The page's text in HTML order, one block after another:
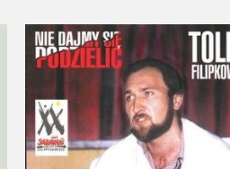
Zakres
od
19,99 zł
do
25,00 zł